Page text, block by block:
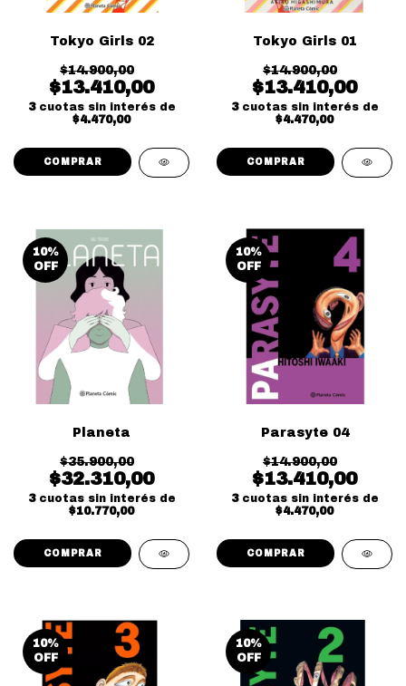
Tokyo Girls 02
$14.900,00
$13.410,00
3 cuotas sin interés de
$4.470,00
Tokyo Girls 01
$14.900,00
$13.410,00
3 cuotas sin interés de
$4.470,00
10%
OFF
Planeta
$35.900,00
$32.310,00
3 cuotas sin interés de
$10.770,00
10%
OFF
Parasyte 04
$14.900,00
$13.410,00
3 cuotas sin interés de
$4.470,00
10%
OFF
10%
OFF